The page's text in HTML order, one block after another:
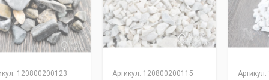
: 120800200123 Артикул: 120800200115 Артикул: